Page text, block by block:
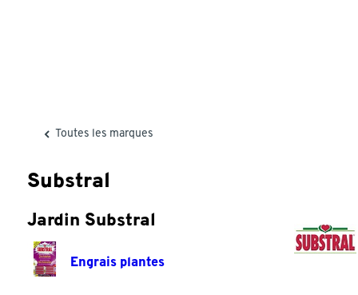
Toutes les marques
Substral
Jardin Substral
Engrais plantes